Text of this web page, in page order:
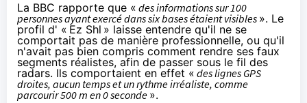
La BBC rapporte que « des informations sur 100
personnes ayant exercé dans six bases étaient visibles ». Le
profil d' « Ez Shl » laisse entendre qu'il ne se
comportait pas de manière professionnelle, ou qu'il
n'avait pas bien compris comment rendre ses faux
segments réalistes, afin de passer sous le fil des
radars. Ils comportaient en effet « des lignes GPS
droites, aucun temps et un rythme irréaliste, comme
parcourir 500 m en 0 seconde ».